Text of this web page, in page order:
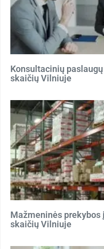
Konsultacinių
skaičių Vilniuje
Mažmeninės
skaičių Vilniuje